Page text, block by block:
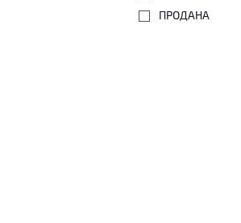
ПРОДАНА